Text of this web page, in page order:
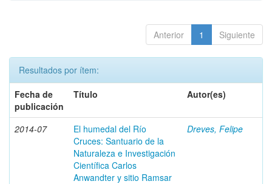
Anterior 1 Siguiente
Resultados por ítem:
Fecha de
publicación
Título Autor(es)
2014-07
El humedal del Río
Cruces: Santuario de la
Naturaleza e Investigación
Científica Carlos
Anwandter y sitio Ramsar
Dreves, Felipe